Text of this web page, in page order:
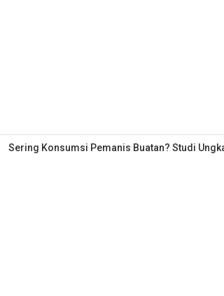
Sering Konsumsi Pemanis Buatan? Studi